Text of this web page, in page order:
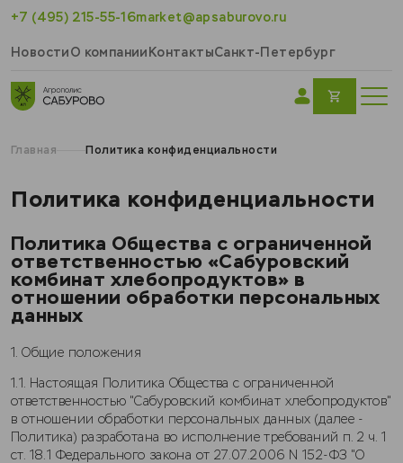
НовостиО компании КонтактыСанкт-Петербург
+7 (495) 215-55-16market@apsaburovo.ru
Главная Политика конфиденциальности
Политика конфиденциальности
Политика Общества с ограниченной
ответственностью «Сабуровский
комбинат хлебопродуктов» в
отношении обработки персональных
данных
1. Общие положения
1.1. Настоящая Политика Общества с ограниченной
ответственностью "Сабуровский комбинат хлебопродуктов"
в отношении обработки персональных данных (далее -
Политика) разработана во исполнение требований п. 2 ч. 1
ст. 18.1 Федерального закона от 27.07.2006 N 152-ФЗ "О